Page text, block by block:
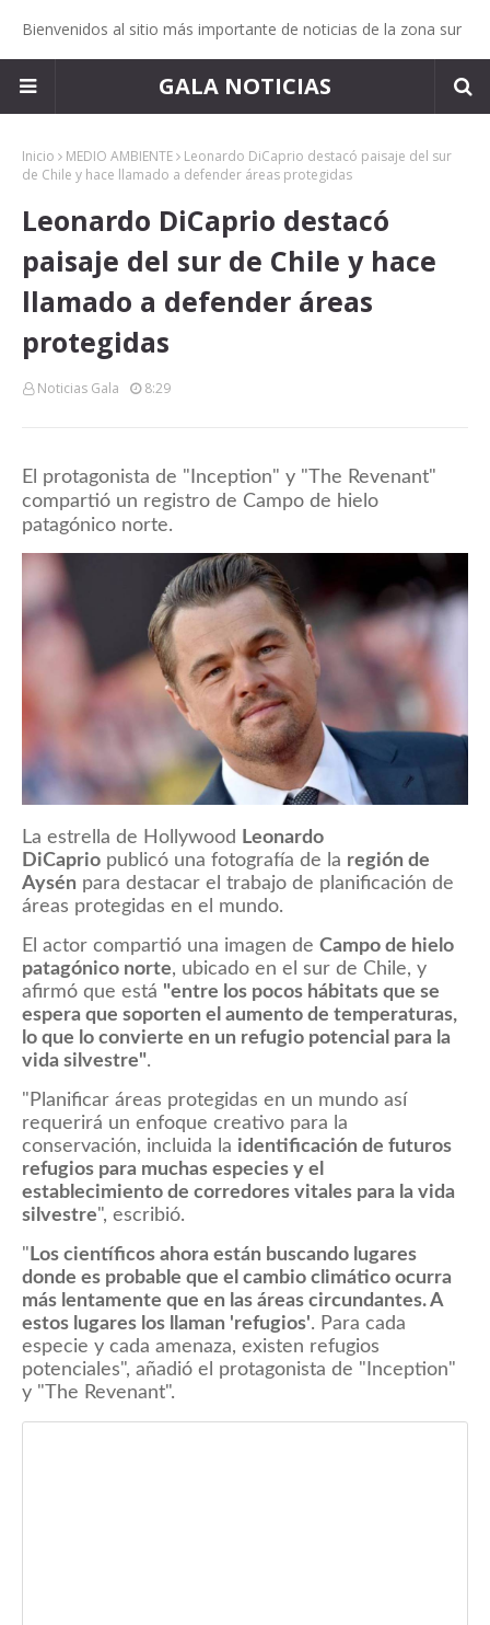
Bienvenidos al sitio más importante de noticias de la zona sur
GALA NOTICIAS
Inicio MEDIO AMBIENTE
Leonardo DiCaprio destacó paisaje del sur
de Chile y hace llamado a defender áreas protegidas
Leonardo DiCaprio destacó
paisaje del sur de Chile y hace
llamado a defender áreas
protegidas
Noticias Gala 8:29
El protagonista de "Inception" y "The Revenant"
compartió un registro de Campo de hielo
patagónico norte.
La estrella de Hollywood
Leonardo
DiCaprio publicó una fotografía de la región de
Aysén para destacar el trabajo de planificación de
áreas protegidas en el mundo.
El actor compartió una imagen de Campo de hielo
patagónico norte, ubicado en el sur de Chile, y
afirmó que está "entre los pocos hábitats que se
espera que soporten el aumento de temperaturas,
lo que lo convierte en un refugio potencial para la
vida silvestre".
"Planificar áreas protegidas en un mundo así
requerirá un enfoque creativo para la
conservación, incluida la identificación de futuros
refugios para muchas especies y el
establecimiento de corredores vitales para la vida
silvestre", escribió.
" Los científicos ahora están buscando lugares
donde es probable que el cambio climático ocurra
más lentamente que en las áreas circundantes. A
estos lugares los llaman 'refugios'. Para cada
especie y cada amenaza, existen refugios
potenciales", añadió el protagonista de "Inception"
y "The Revenant".